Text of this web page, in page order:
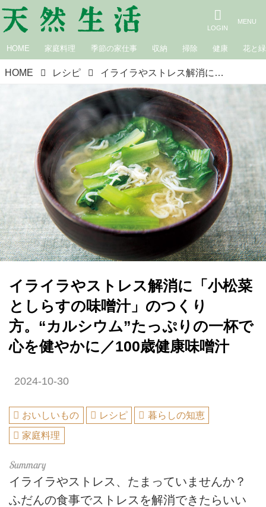
HOME 家庭料理 季節の家仕事 収納 掃除 健康 花と緑
HOME レシピ イライラやストレス解消に「小松菜としらすの味噌汁」のつくり方。“カルシウム”たっぷりの一杯で心を健やかに／100歳健康味噌汁
イライラやストレス解消に「小松菜
としらすの味噌汁」のつくり
方。“カルシウム”たっぷりの一杯で
心を健やかに／100歳健康味噌汁
2024-10-30
おいしいもの レシピ
暮らしの知恵
家庭料理
イライラやストレス、たまっていませんか？
ふだんの食事でストレスを解消できたらいい